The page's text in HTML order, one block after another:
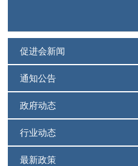
促进会新闻
通知公告
政府动态
行业动态
最新政策